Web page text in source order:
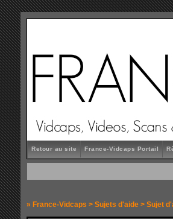
Retour au site France-Vidcaps Portail
» France-Vidcaps >Sujets d'aide > Sujet